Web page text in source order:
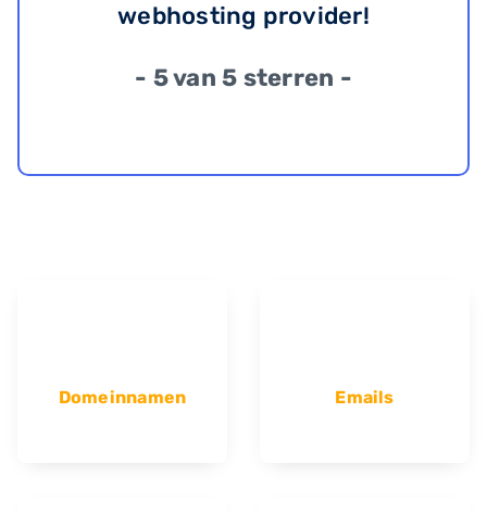
webhosting provider!
- 5 van 5 sterren -
Domeinnamen Emails